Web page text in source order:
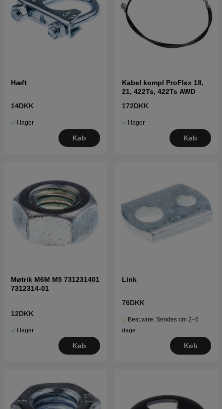
Hæft
14DKK
I lager
Køb
Kabel kompl ProFlex 18,
21, 422Ts, 422Ts AWD
172DKK
I lager
Køb
Møtrik M6M M5 731231401
7312314-01
12DKK
I lager
Køb
Link
76DKK
Best.vare. Sendes om 2–5
dage
Køb